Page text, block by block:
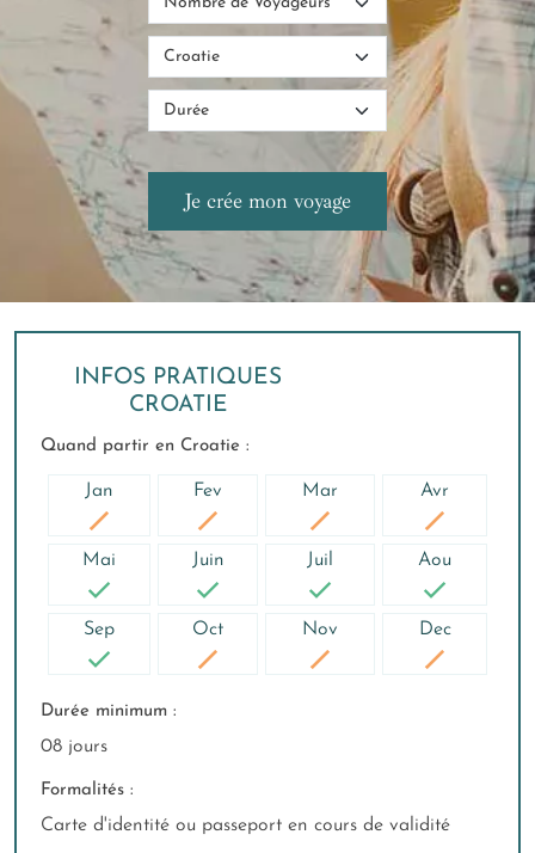
INFOS PRATIQUES
CROATIE
Quand partir en Croatie :
Jan Fev Mar Avr
Mai Juin Juil Aou
Sep Oct Nov Dec
Durée minimum :
08 jours
Formalités :
Carte d'identité ou passeport en cours de validité